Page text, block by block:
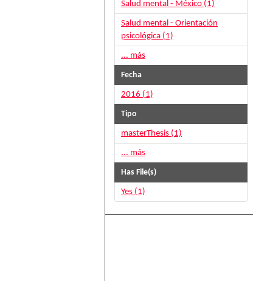
Salud mental - México (1)
Salud mental - Orientación
psicológica (1)
... más
Fecha
2016 (1)
Tipo
masterThesis (1)
... más
Has File(s)
Yes (1)